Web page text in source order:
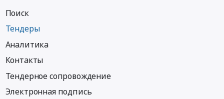
Поиск
Тендеры
Аналитика
Контакты
Тендерное сопровождение
Электронная подпись